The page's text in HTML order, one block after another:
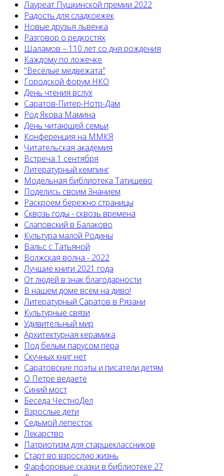
Лауреат Пушкинской премии 2022
Радость для сладкоежек
Новые друзья львенка
Разговор о редкостях
Шаламов – 110 лет со дня рождения
Каждому по ложечке
"Весёлые медвежата"
Городской форум НКО
День чтения вслух
Саратов-Питер-Нотр-Дам
Род Якова Мамина
День читающей семьи
Конференция на ММКЯ
Читательская академия
Встреча 1 сентября
Литературный кемпинг
Модельная библиотека Татищево
Поделись своим Знанием
Раскроем бережно страницы
Сквозь годы - сквозь времена
Слаповский в Балаково
Культура малой Родины
Вальс с Татьяной
Волжская волна - 2022
Лучшие книги 2021 года
От людей в знак благодарности
В нашем доме всем на диво!
Литературный Саратов в Рязани
Культурные связи
Удивительный мир
Архитектурная керамика
Под белым парусом пера
Скучных книг нет
Саратовские поэты и писатели детям
О Петре ведаете
Синий мост
Беседа ЧестноДел
Взрослые дети
Седьмой лепесток
Лекарство
Патриотизм для старшеклассников
Старт во взрослую жизнь
Фарфоровые сказки в библиотеке 27